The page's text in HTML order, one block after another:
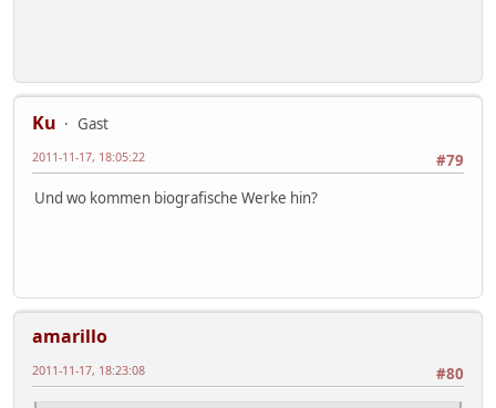
Ku
Gast
#79
2011-11-17, 18:05:22
Und wo kommen biografische Werke hin?
amarillo
#80
2011-11-17, 18:23:08